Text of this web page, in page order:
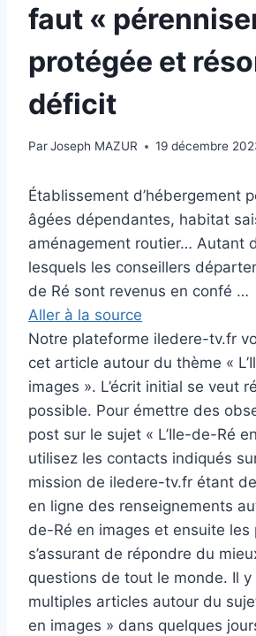
faut «
protégée et
déficit
ParJoseph MAZUR 19 décembre
Établissement d’hébergement
âgées dépendantes, habitat
aménagement routier… Autant
lesquels les conseillers
de Ré sont revenus en confé …
Aller à la source
Notre plateforme iledere-tv.fr
cet article autour du thème «
images ». L’écrit initial se veut
possible. Pour émettre des
post sur le sujet « L’Ile-de-Ré
utilisez les contacts indiqués
mission de iledere-tv.fr étant
en ligne des renseignements
de-Ré en images et ensuite les
s’assurant de répondre du
questions de tout le monde. Il
multiples articles autour du
en images » dans quelques